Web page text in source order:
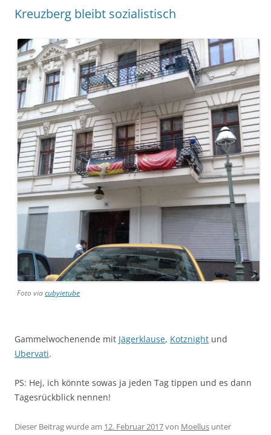
Kreuzberg bleibt sozialistisch
Foto viacubyietube
Gammelwochenende mit Jägerklause, Kotznight und
Ubervati.
PS: Hej, ich könnte sowas ja jeden Tag tippen und es dann
Tagesrückblick nennen!
Dieser Beitrag wurde am 12. Februar 2017von Moellus unter